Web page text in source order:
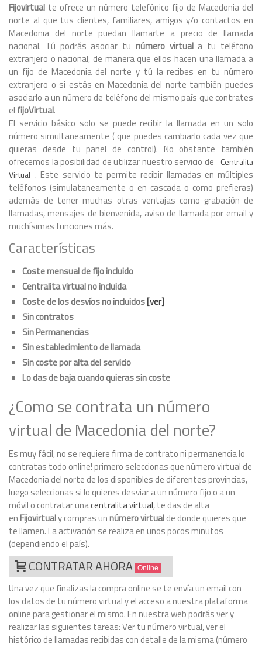
Fijovirtual te ofrece un número telefónico fijo de Macedonia del
norte al que tus clientes, familiares, amigos y/o contactos en
Macedonia del norte puedan llamarte a precio de llamada
nacional. Tú podrás asociar tu número virtuala tu teléfono
extranjero o nacional, de manera que ellos hacen una llamada a
un fijo de Macedonia del norte y tú la recibes en tu número
extranjero o si estás en Macedonia del norte también puedes
asociarlo a un número de teléfono del mismo país que contrates
el fijoVirtual.
El servicio básico solo se puede recibir la llamada en un solo
número simultaneamente ( que puedes cambiarlo cada vez que
quieras desde tu panel de control). No obstante también
ofrecemos la posibilidad de utilizar nuestro servicio de
Centralita
Virtual . Este servicio te permite recibir llamadas en múltiples
teléfonos (simulataneamente o en cascada o como prefieras)
además de tener muchas otras ventajas como grabación de
llamadas, mensajes de bienvenida, aviso de llamada por email y
muchísimas funciones más.
Características
Coste mensual de fijo incluido
Centralita virtual no incluida
Coste de los desvíos no incluidos[ver]
Sin contratos
Sin Permanencias
Sin establecimiento de llamada
Sin coste por alta del servicio
Lo das de baja cuando quieras sin coste
¿Como se contrata un número
virtual de Macedonia del norte?
Es muy fácil, no se requiere firma de contrato ni permanencia lo
contratas todo online! primero seleccionas que número virtual de
Macedonia del norte de los disponibles de diferentes provincias,
luego seleccionas si lo quieres desviar a un número fijo o a un
móvil o contratar unacentralita virtual, te das de alta
enFijovirtualy compras unnúmero virtualde donde quieres que
te llamen. La activación se realiza en unos pocos minutos
(dependiendo el país).
CONTRATAR AHORA Online
Una vez que finalizas la compra online se te envía un email con
los datos de tu número virtual y el acceso a nuestra plataforma
online para gestionar el mismo. En nuestra web podrás ver y
realizar las siguientes tareas: Ver tu número virtual, ver el
histórico de llamadas recibidas con detalle de la misma (número